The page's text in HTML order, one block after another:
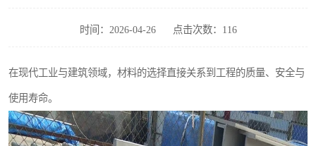
时间：2026-04-26 点击次数：116
在现代工业与建筑领域，材料的选择直接关系到工程的质量、安全与
使用寿命。